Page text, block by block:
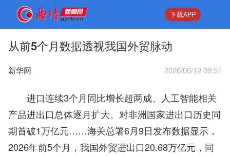
下载APP
从前5个月数据透视我国外贸脉动
新华网 2026/06/12 09:51
进口连续3个月同比增长超两成、人工智能相关
产品进出口总体逐月扩大、对非洲国家进出口历史同
期首破1万亿元……海关总署6月9日发布数据显示，
2026年前5个月，我国外贸进出口20.68万亿元，同